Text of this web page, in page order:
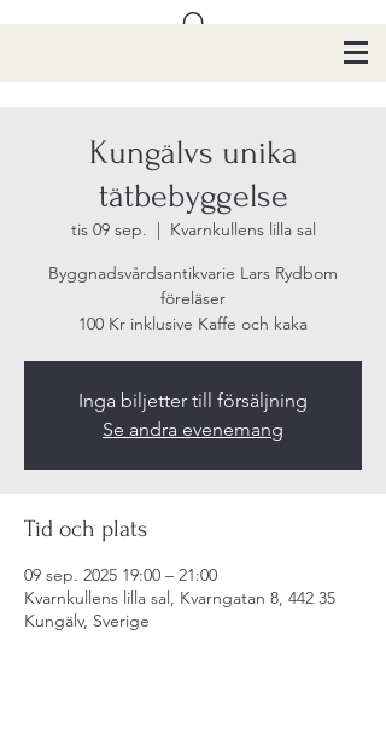
Kungälvs unika
tätbebyggelse
tis 09 sep.
  |
Kvarnkullens lilla sal
Byggnadsvårdsantikvarie Lars Rydbom
föreläser
100 Kr inklusive Kaffe och kaka
Inga biljetter till försäljning
Se andra evenemang
Tid och plats
09 sep. 2025 19:00 – 21:00
Kvarnkullens lilla sal, Kvarngatan 8, 442 35
Kungälv, Sverige